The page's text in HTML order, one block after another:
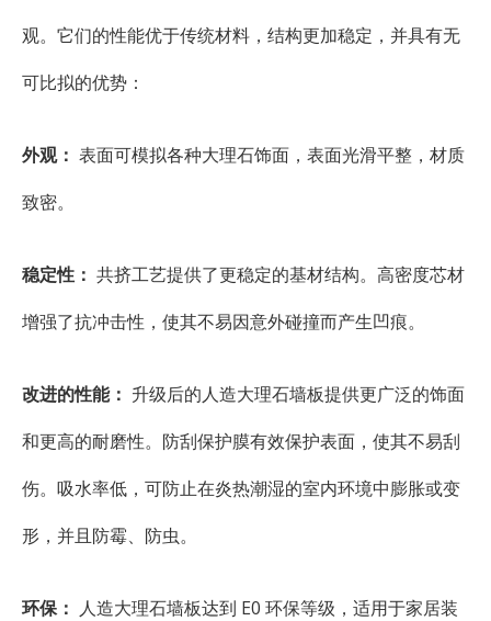
观。它们的性能优于传统材料，结构更加稳定，并具有无
可比拟的优势：
外观： 表面可模拟各种大理石饰面，表面光滑平整，材质
致密。
稳定性： 共挤工艺提供了更稳定的基材结构。高密度芯材
增强了抗冲击性，使其不易因意外碰撞而产生凹痕。
改进的性能： 升级后的人造大理石墙板提供更广泛的饰面
和更高的耐磨性。防刮保护膜有效保护表面，使其不易刮
伤。吸水率低，可防止在炎热潮湿的室内环境中膨胀或变
形，并且防霉、防虫。
环保： 人造大理石墙板达到 E0 环保等级，适用于家居装